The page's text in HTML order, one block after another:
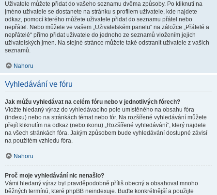
Uživatele můžete přidat do vašeho seznamu dvěma způsoby. Po kliknutí na
jméno uživatele se dostanete na stránku s profilem uživatele, kde najdete
odkaz, pomocí kterého můžete uživatele přidat do seznamu přátel nebo
nepřátel. Nebo můžete ve vašem „Uživatelském panelu“ na záložce „Přátelé a
nepřátelé“ přímo přidat uživatele do jednoho ze seznamů vložením jejich
uživatelských jmen. Na stejné stránce můžete také odstranit uživatele z vašich
seznamů.
Nahoru
Vyhledávání ve fóru
Jak můžu vyhledávat na celém fóru nebo v jednotlivých fórech?
Vložte hledaný výraz do vyhledávacího pole umístěného na obsahu fóra
(indexu) nebo na stránkách témat nebo fór. Na rozšířené vyhledávání můžete
přejít kliknutím na odkaz (nebo ikonu) „Rozšířené vyhledávání“, který najdete
na všech stránkách fóra. Jakým způsobem bude vyhledávání dostupné závisí
na použitém vzhledu fóra.
Nahoru
Proč moje vyhledávání nic nenašlo?
Vámi hledaný výraz byl pravděpodobně příliš obecný a obsahoval mnoho
běžných termínů, které phpBB neindexuje. Buďte konkrétnější a použijte